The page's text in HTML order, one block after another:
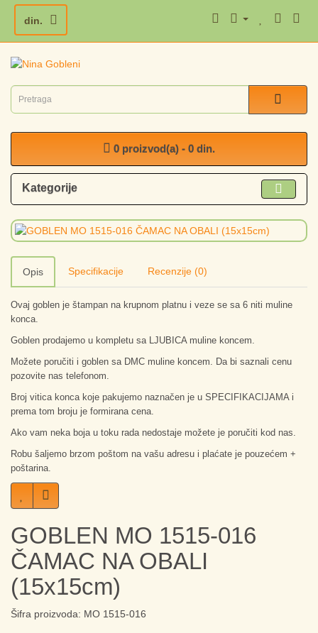
din.
0 proizvod(a) - 0 din.
Kategorije
Opis Specifikacije Recenzije (0)
Ovaj goblen je štampan na krupnom platnu i veze se sa 6 niti muline
konca.
Goblen prodajemo u kompletu sa LJUBICA muline koncem.
Možete poručiti i goblen sa DMC muline koncem. Da bi saznali cenu
pozovite nas telefonom.
Broj vitica konca koje pakujemo naznačen je u SPECIFIKACIJAMA i
prema tom broju je formirana cena.
Ako vam neka boja u toku rada nedostaje možete je poručiti kod nas.
Robu šaljemo brzom poštom na vašu adresu i plaćate je pouzećem +
poštarina.
GOBLEN MO 1515-016
ČAMAC NA OBALI
(15x15cm)
Šifra proizvoda: MO 1515-016